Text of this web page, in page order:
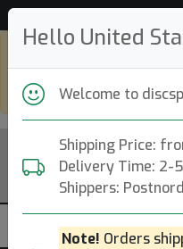
Hello United
Welcome to
Shipping Price:
Delivery Time: 2-
Shippers:
Note! Orders
go to